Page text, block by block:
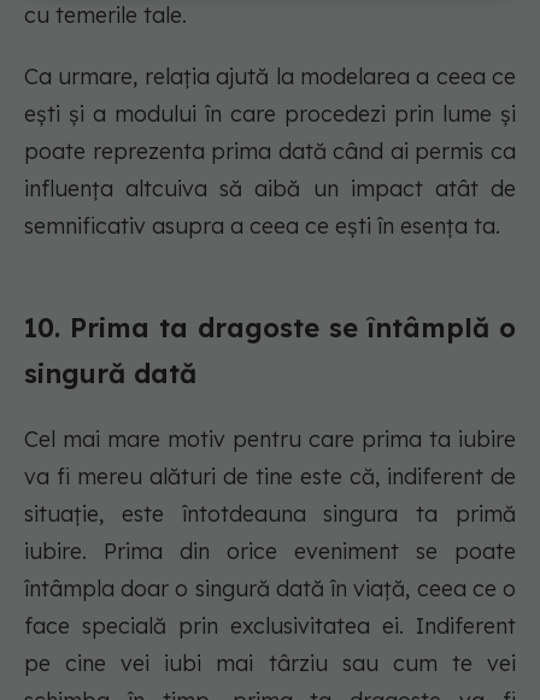
cu temerile tale.
Ca urmare, relația ajută la modelarea a ceea ce
ești și a modului în care procedezi prin lume și
poate reprezenta prima dată când ai permis ca
influența altcuiva să aibă un impact atât de
semnificativ asupra a ceea ce ești în esența ta.
10. Prima ta dragoste se întâmplă o
singură dată
Cel mai mare motiv pentru care prima ta iubire
va fi mereu alături de tine este că, indiferent de
situație, este întotdeauna singura ta primă
iubire. Prima din orice eveniment se poate
întâmpla doar o singură dată în viață, ceea ce o
face specială prin exclusivitatea ei. Indiferent
pe cine vei iubi mai târziu sau cum te vei